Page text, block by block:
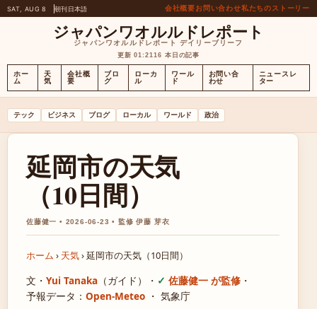
SAT, AUG 8 朝刊日本語 会社概要お問い合わせ私たちのストーリー
ジャパンワオルルドレポート
ジャパンワオルルドレポート デイリーブリーフ
更新 01:2116 本日の記事
ホー
ム
天
気
会社概
要
ブロ
グ
ローカ
ル
ワール
ド
お問い合
わせ
ニュースレ
ター
テック ビジネス ブログ ローカル ワールド 政治
延岡市の天気
（10日間）
佐藤健一 • 2026-06-23 • 監修 伊藤 芽衣
ホーム › 天気›延岡市の天気（10日間）
文・ Yui Tanaka （ガイド） ・ 佐藤健一 が監修 ・
予報データ： Open-Meteo ・ 気象庁